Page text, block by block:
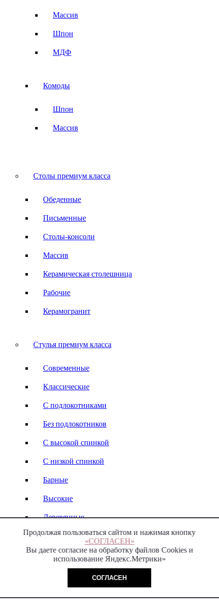
Продолжая пользоваться сайтом и нажимая кнопку
«СОГЛАСЕН»
Вы даете согласие на обработку файлов Cookies и
использование Яндекс.Метрики»
СОГЛАСЕН
Массив
Шпон
МДФ
Комоды
Шпон
Массив
Столы премиум класса
Обеденные
Письменные
Столы-консоли
Массив
Керамическая столешница
Рабочие
Керамогранит
Стулья премиум класса
Современные
Классические
С подлокотниками
Без подлокотников
С высокой спинкой
С низкой спинкой
Барные
Высокие
Деревянные
Кожаные
Стулья-кресла